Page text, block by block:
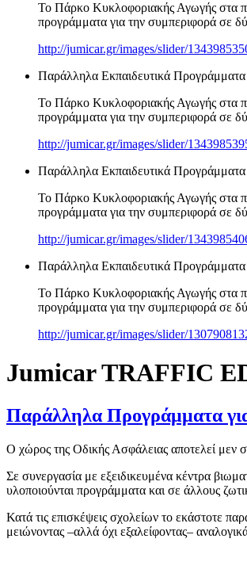
Το Πάρκο Κυκλοφοριακής Αγωγής στα
προγράμματα για την συμπεριφορά σε
http://jumicar.gr/images/slider/
Παράλληλα Εκπαιδευτικά Προγράμματα
Το Πάρκο Κυκλοφοριακής Αγωγής στα
προγράμματα για την συμπεριφορά σε
http://jumicar.gr/images/slider/
Παράλληλα Εκπαιδευτικά Προγράμματα
Το Πάρκο Κυκλοφοριακής Αγωγής στα
προγράμματα για την συμπεριφορά σε
http://jumicar.gr/images/slider/
Παράλληλα Εκπαιδευτικά Προγράμματα
Το Πάρκο Κυκλοφοριακής Αγωγής στα
προγράμματα για την συμπεριφορά σε
http://jumicar.gr/images/slider/
Jumicar TRAFFIC
Παράλληλα Προγράμματα
Ο χώρος της Οδικής Ασφάλειας αποτελεί μεν
Σε συνεργασία με εξειδικευμένα κέντρα
υλοποιούνται προγράμματα και σε άλλους
Κατά τις επισκέψεις σχολείων το εκάστοτε
μειώνοντας –αλλά όχι εξαλείφοντας–